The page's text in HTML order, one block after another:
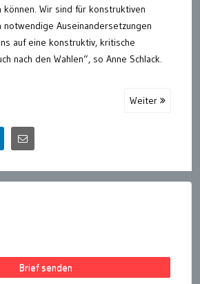
können. Wir sind für konstruktiven
notwendige Auseinandersetzungen
auf eine konstruktiv, kritische
nach den Wahlen“, so Anne Schlack.
Weiter
Brief senden